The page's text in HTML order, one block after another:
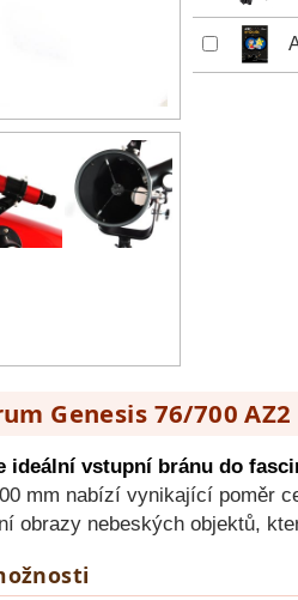
Genesis 76/700
ideální vstupní bránu do
mm nabízí vynikající
obrazy nebeských objektů,